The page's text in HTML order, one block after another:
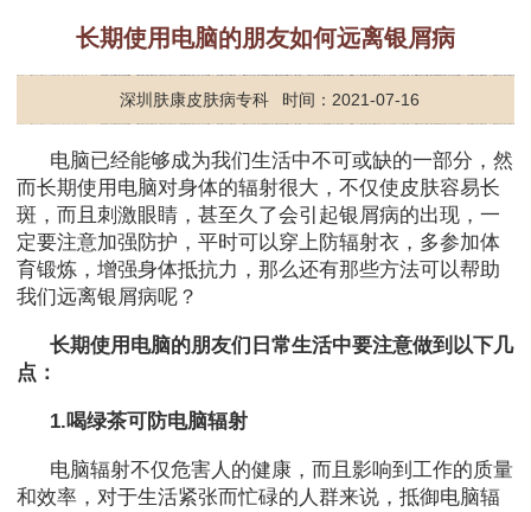
长期使用电脑的朋友如何远离银屑病
深圳肤康皮肤病专科 时间：2021-07-16
电脑已经能够成为我们生活中不可或缺的一部分，然
而长期使用电脑对身体的辐射很大，不仅使皮肤容易长
斑，而且刺激眼睛，甚至久了会引起银屑病的出现，一
定要注意加强防护，平时可以穿上防辐射衣，多参加体
育锻炼，增强身体抵抗力，那么还有那些方法可以帮助
我们远离银屑病呢？
长期使用电脑的朋友们日常生活中要注意做到以下几
点：
1.喝绿茶可防电脑辐射
电脑辐射不仅危害人的健康，而且影响到工作的质量
和效率，对于生活紧张而忙碌的人群来说，抵御电脑辐